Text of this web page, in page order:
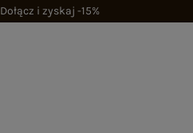
Dołącz i zyskaj -15%